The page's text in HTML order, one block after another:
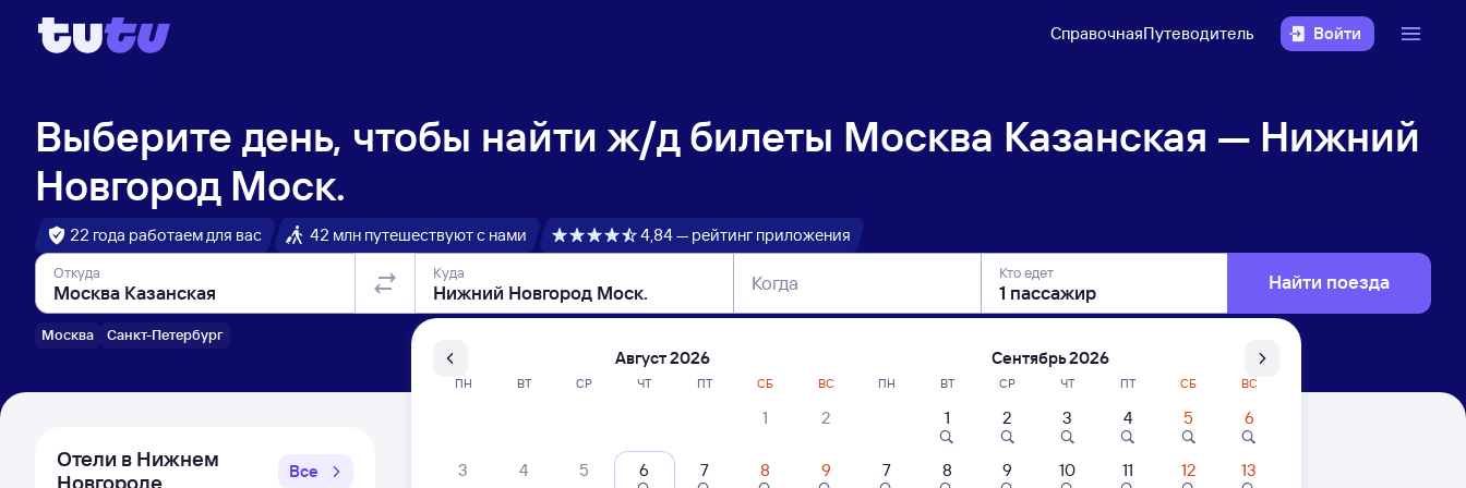
СправочнаяПутеводитель Войти
Выберите день, чтобы найти ж/д билеты Москва Казанская — Нижний
Новгород Моск.
22 года работаем для вас 42 млн путешествуют с нами 4,84 — рейтинг приложения
Откуда
Москва Санкт-Петербург
Куда Когда Кто едет Найти поезда
Отели в Нижнем
Новгороде
Все
Расписание поездов Москва Казанская — Нижний Новгород Моск.
Август 2026
ПН ВТ СР ЧТ ПТ СБ ВС
1 2
3 4 5 6 7 8 9
Сентябрь 2026
ПН ВТ СР ЧТ ПТ СБ ВС
1 2 3 4 5 6
7 8 9 10 11 12 13